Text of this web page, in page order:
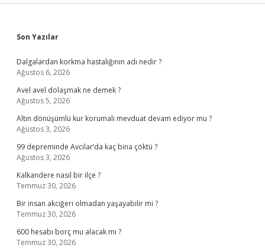
Sidebar
Son Yazılar
Dalgalardan korkma hastalığının adı nedir ?
Ağustos 6, 2026
Avel avel dolaşmak ne demek ?
Ağustos 5, 2026
Altın dönüşümlü kur korumalı mevduat devam ediyor mu ?
Ağustos 3, 2026
99 depreminde Avcılar’da kaç bina çöktü ?
Ağustos 3, 2026
Kalkandere nasıl bir ilçe ?
Temmuz 30, 2026
Bir insan akciğeri olmadan yaşayabilir mi ?
Temmuz 30, 2026
600 hesabı borç mu alacak mı ?
Temmuz 30, 2026